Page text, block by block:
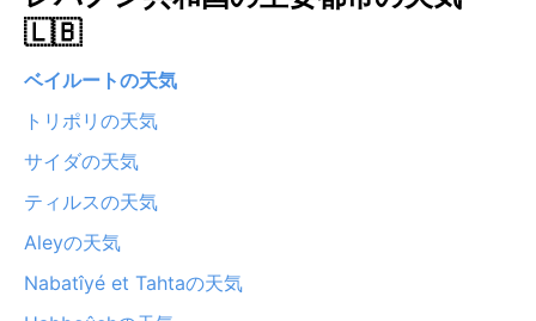
🇱🇧
ベイルートの天気
トリポリの天気
サイダの天気
ティルスの天気
Aleyの天気
Nabatîyé et Tahtaの天気